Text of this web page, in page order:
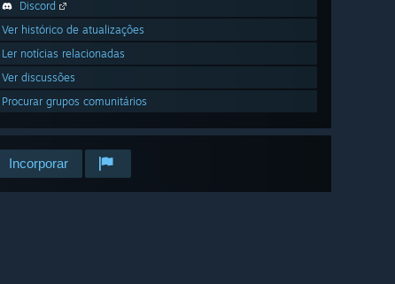
Discord
Ver histórico de atualizações
Ler notícias relacionadas
Ver discussões
Procurar grupos comunitários
Incorporar